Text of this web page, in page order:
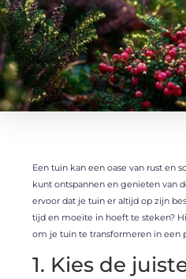
Een tuin kan een oase van rust en
kunt ontspannen en genieten van
ervoor dat je tuin er altijd op zijn
tijd en moeite in hoeft te steken?
om je tuin te transformeren in een
1. Kies de